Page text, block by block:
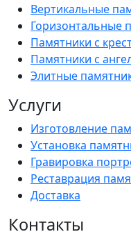
Вертикальные
Горизонтальные
Памятники с
Памятники с
Элитные
Услуги
Изготовление
Установка
Гравировка
Реставрация
Доставка
Контакты